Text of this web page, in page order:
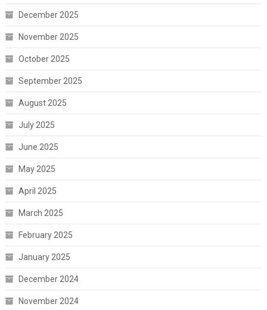
December 2025
November 2025
October 2025
September 2025
August 2025
July 2025
June 2025
May 2025
April 2025
March 2025
February 2025
January 2025
December 2024
November 2024